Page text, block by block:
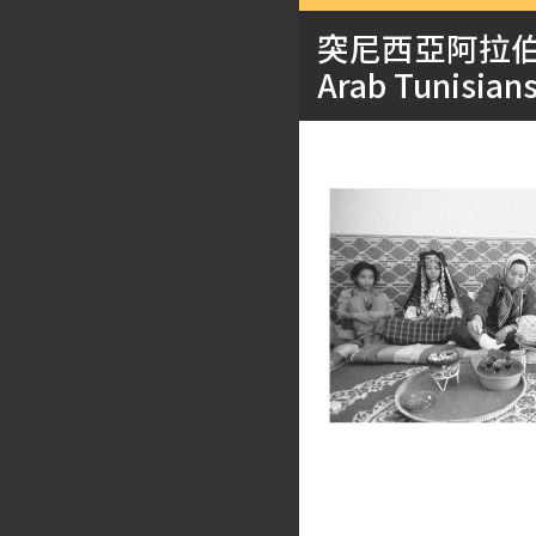
突尼西亞阿拉
Arab